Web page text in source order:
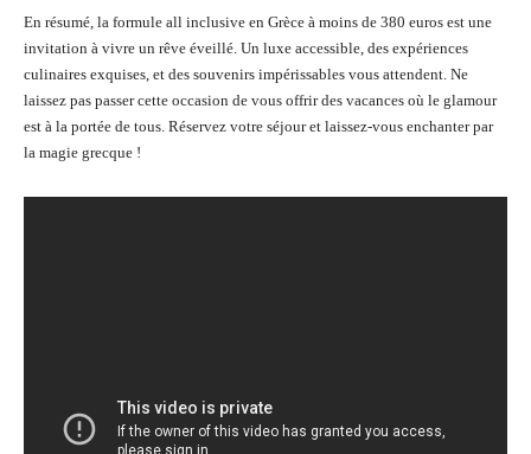
En résumé, la formule all inclusive en Grèce à moins de 380 euros est une
invitation à vivre un rêve éveillé. Un luxe accessible, des expériences
culinaires exquises, et des souvenirs impérissables vous attendent. Ne
laissez pas passer cette occasion de vous offrir des vacances où le glamour
est à la portée de tous. Réservez votre séjour et laissez-vous enchanter par
la magie grecque !